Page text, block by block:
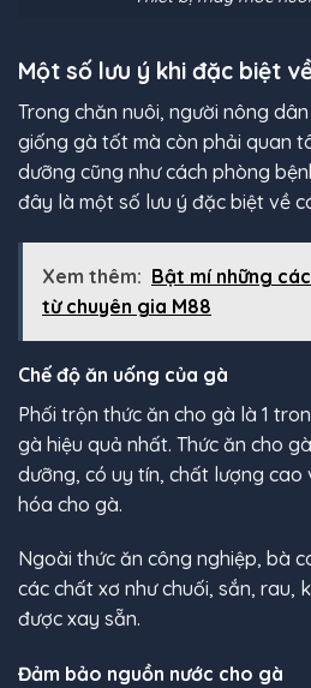
Một số lưu ý khi đặc biệt
Trong chăn nuôi, người nông
giống gà tốt mà còn phải quan
dưỡng cũng như cách phòng
đây là một số lưu ý đặc biệt về
Xem thêm: Bật mí những
từ chuyên gia M88
Chế độ ăn uống của gà
Phối trộn thức ăn cho gà là 1
gà hiệu quả nhất. Thức ăn cho
dưỡng, có uy tín, chất lượng
hóa cho gà.
Ngoài thức ăn công nghiệp, bà
các chất xơ như chuối, sắn, rau,
được xay sẵn.
Đảm bảo nguồn nước cho gà